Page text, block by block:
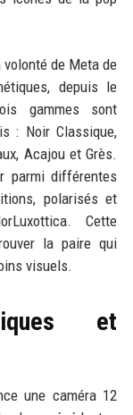
de Meta de
depuis le
gammes sont
: Noir Classique,
Acajou et Grès.
parmi différentes
polarisés et
Cette
la paire qui
visuels.
et
une caméra 12